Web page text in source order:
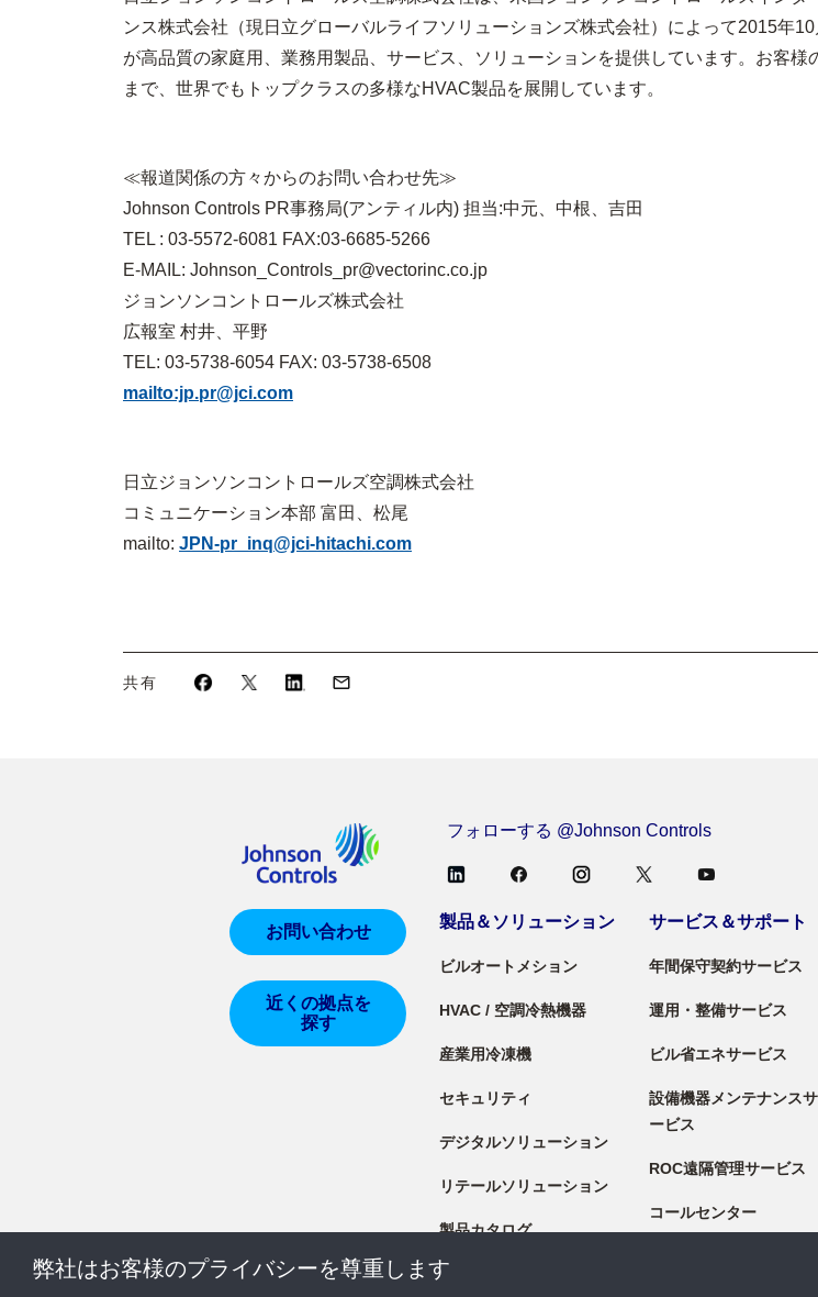
ンス株式会社（現 日立グローバルライフソリューションズ株式会社）によって2015年10
が高品質の家庭用、業務用製品、サービス、ソリューションを提供しています。お客
まで、世界でもトップクラスの多様なHVAC製品を展開しています。
≪報道関係の方々からのお問い合わせ先≫
Johnson Controls PR事務局(アンティル内) 担当:中元、中根、吉田
TEL : 03-5572-6081 FAX:03-6685-5266
E-MAIL: Johnson_Controls_pr@vectorinc.co.jp
ジョンソンコントロールズ株式会社
広報室 村井、平野
TEL: 03-5738-6054 FAX: 03-5738-6508
mailto:jp.pr@jci.com
日立ジョンソンコントロールズ空調株式会社
コミュニケーション本部 富田、松尾
mailto: JPN-pr_inq@jci-hitachi.com
共有
フォローする @Johnson Controls
お問い合わせ
近くの拠点を
探す
製品＆ソリューション
ビルオートメション
HVAC / 空調冷熱機器
産業用冷凍機
セキュリティ
デジタルソリューション
リテールソリューション
製品カタログ
製品資料
サービス＆サポート
年間保守契約サービス
運用・整備サービス
ビル省エネサービス
設備機器メンテナンスサ
ービス
ROC遠隔管理サービス
コールセンター
弊社はお客様のプライバシーを尊重します